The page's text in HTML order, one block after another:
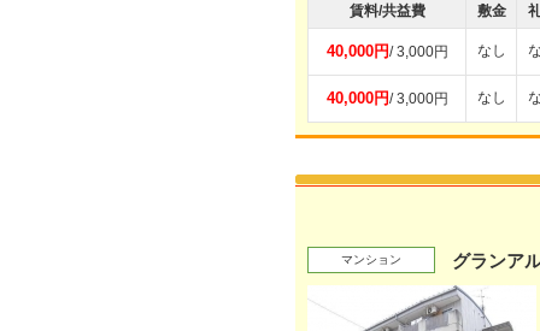
賃料/共益費 敷金
40,000円/ 3,000円 なし
40,000円/ 3,000円 なし
マンション グランア